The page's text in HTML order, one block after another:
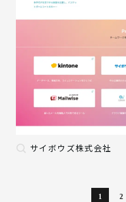
サイボウズ株式会社
1 2